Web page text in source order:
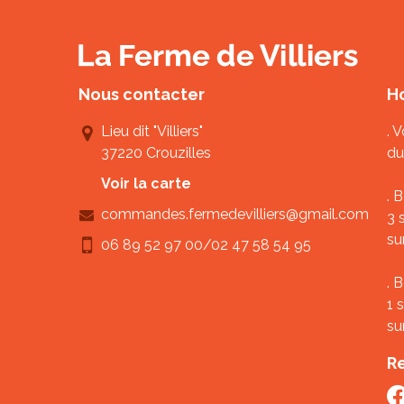
Nous contacter
Lieu dit "Villiers"
37220 Crouzilles
Voir la carte
commandes.fermedevilliers@gmail.com
06 89 52 97 00/02 47 58 54 95
.
.
3
.
1